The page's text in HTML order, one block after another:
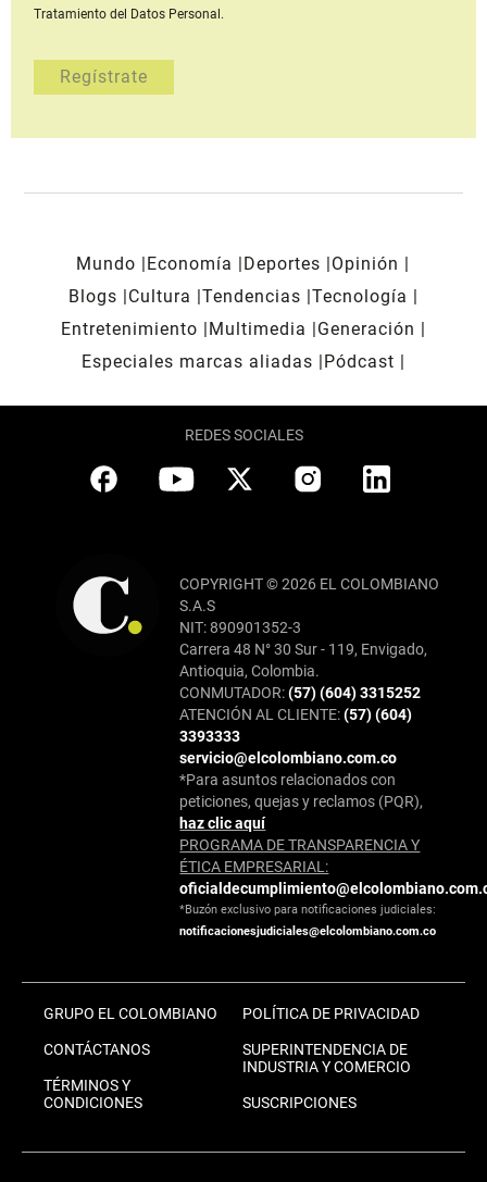
Tratamiento del Datos Personal.
Mundo Economía Deportes
Opinión
Blogs
Cultura Tendencias Tecnología
Entretenimiento
Multimedia
Generación
Especiales marcas aliadas
Pódcast
REDES SOCIALES
COPYRIGHT © 2026 EL COLOMBIANO
S.A.S
NIT: 890901352-3
Carrera 48 N° 30 Sur - 119, Envigado,
Antioquia, Colombia.
CONMUTADOR:(57) (604) 3315252
ATENCIÓN AL CLIENTE:(57) (604)
3393333
servicio@elcolombiano.com.co
*Para asuntos relacionados con
peticiones, quejas y reclamos (PQR),
haz clic aquí
PROGRAMA DE TRANSPARENCIA Y
ÉTICA EMPRESARIAL:
*Buzón exclusivo para notificaciones judiciales:
notificacionesjudiciales@elcolombiano.com.co
GRUPO EL COLOMBIANO
CONTÁCTANOS
TÉRMINOS Y
CONDICIONES
POLÍTICA DE PRIVACIDAD
SUPERINTENDENCIA DE
INDUSTRIA Y COMERCIO
SUSCRIPCIONES